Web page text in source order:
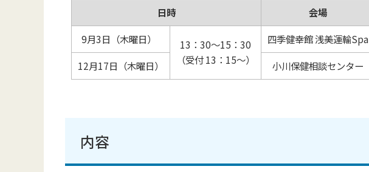
日時
会場
9月3日（木曜日）
13：30～15：30
（受付 13：15～）
四季健幸館 浅美運輸Spa
12月17日（木曜日）
小川保健相談センター
内容